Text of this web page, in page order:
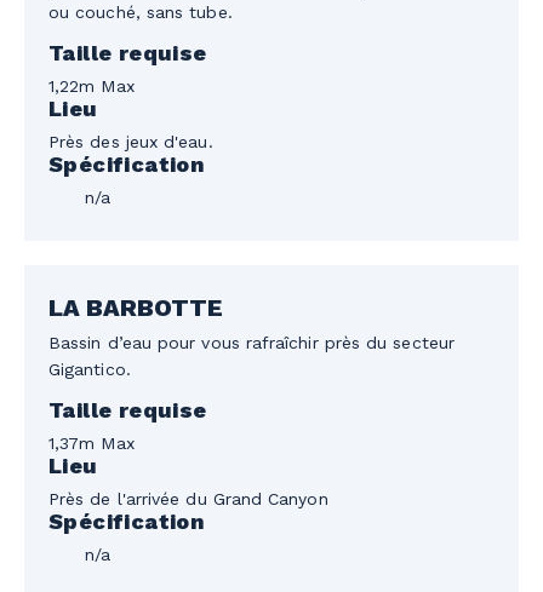
ou couché, sans tube.
Taille requise
1,22m Max
Lieu
Près des jeux d'eau.
Spécification
n/a
LA BARBOTTE
Bassin d’eau pour vous rafraîchir près du secteur
Gigantico.
Taille requise
1,37m Max
Lieu
Près de l'arrivée du Grand Canyon
Spécification
n/a